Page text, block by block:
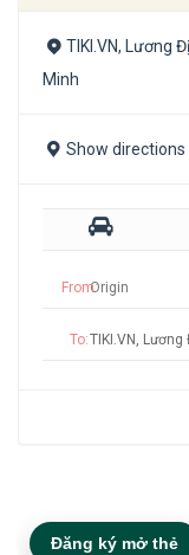
TIKI.VN, Lương
Minh
Show directions
From:
To:
Đăng ký mở thẻ